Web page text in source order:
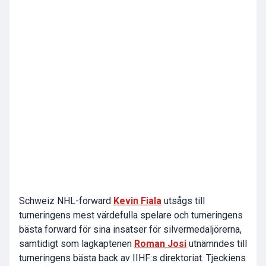
Schweiz NHL-forward Kevin Fiala utsågs till
turneringens mest värdefulla spelare och turneringens
bästa forward för sina insatser för silvermedaljörerna,
samtidigt som lagkaptenen Roman Josi utnämndes till
turneringens bästa back av IIHF:s direktoriat. Tjeckiens